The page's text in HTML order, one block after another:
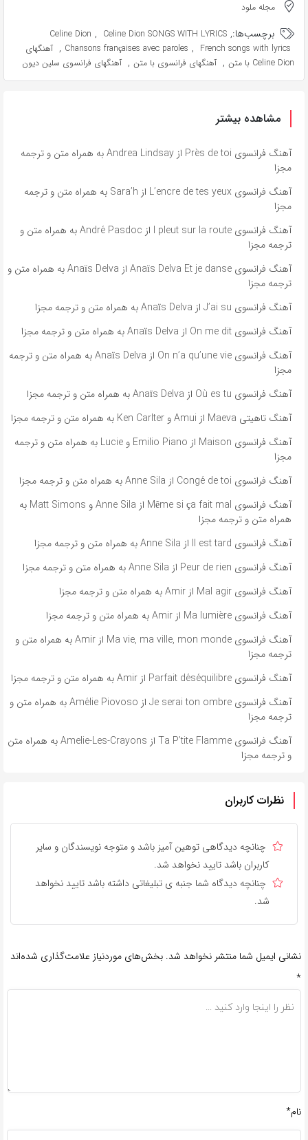
مجله ملود
برچسب‌ها: Celine Dion , Celine Dion SONGS WITH LYRICS ,
Chansons françaises avec paroles , French songs with lyrics
, آهنگهای
Celine Dion با متن
, آهنگهای فرانسوی با متن , آهنگهای فرانسوی سلین دیون
مشاهده بیشتر
آهنگ فرانسوی Près de toi از Andrea Lindsay به همراه متن و ترجمه
مجزا
آهنگ فرانسوی L’encre de tes yeux از Sara’h به همراه متن و ترجمه
مجزا
آهنگ فرانسوی l pleut sur la route از André Pasdoc به همراه متن و
ترجمه مجزا
آهنگ فرانسوی Anaïs Delva Et je danse از Anaïs Delva به همراه متن و
ترجمه مجزا
آهنگ فرانسوی J’ai su از Anaïs Delva به همراه متن و ترجمه مجزا
آهنگ فرانسوی On me dit از Anaïs Delva به همراه متن و ترجمه مجزا
آهنگ فرانسوی On n’a qu’une vie از Anaïs Delva به همراه متن و ترجمه
مجزا
آهنگ فرانسوی Où es tu از Anaïs Delva به همراه متن و ترجمه مجزا
آهنگ تاهیتی Maeva از Amui و Ken Carlter به همراه متن و ترجمه مجزا
آهنگ فرانسوی Maison از Emilio Piano و Lucie به همراه متن و ترجمه
مجزا
آهنگ فرانسوی Congé de toi از Anne Sila به همراه متن و ترجمه مجزا
آهنگ فرانسوی Même si ça fait mal از Anne Sila و Matt Simons به
همراه متن و ترجمه مجزا
آهنگ فرانسوی Il est tard از Anne Sila به همراه متن و ترجمه مجزا
آهنگ فرانسوی Peur de rien از Anne Sila به همراه متن و ترجمه مجزا
آهنگ فرانسوی Mal agir از Amir به همراه متن و ترجمه مجزا
آهنگ فرانسوی Ma lumière از Amir به همراه متن و ترجمه مجزا
آهنگ فرانسوی Ma vie, ma ville, mon monde از Amir به همراه متن و
ترجمه مجزا
آهنگ فرانسوی Parfait déséquilibre از Amir به همراه متن و ترجمه مجزا
آهنگ فرانسوی Je serai ton ombre از Amélie Piovoso به همراه متن و
ترجمه مجزا
آهنگ فرانسوی Ta P’tite Flamme از Amelie-Les-Crayons به همراه متن
و ترجمه مجزا
نظرات کاربران
چنانچه دیدگاهی توهین آمیز باشد و متوجه نویسندگان و سایر
کاربران باشد تایید نخواهد شد.
چنانچه دیدگاه شما جنبه ی تبلیغاتی داشته باشد تایید نخواهد
شد.
نشانی ایمیل شما منتشر نخواهد شد. بخش‌های موردنیاز علامت‌گذاری شده‌اند
*
نام*